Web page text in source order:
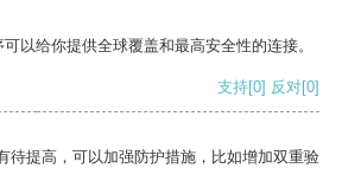
以给你提供全球覆盖和最高安全性的连接。
支持[0] 反对[0]
待提高，可以加强防护措施，比如增加双重验